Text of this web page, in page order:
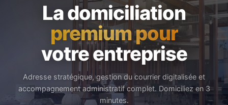
La domiciliation
premium pour
votre entreprise
Adresse stratégique, gestion du courrier digitalisée et
accompagnement administratif complet. Domiciliez en 3
minutes.